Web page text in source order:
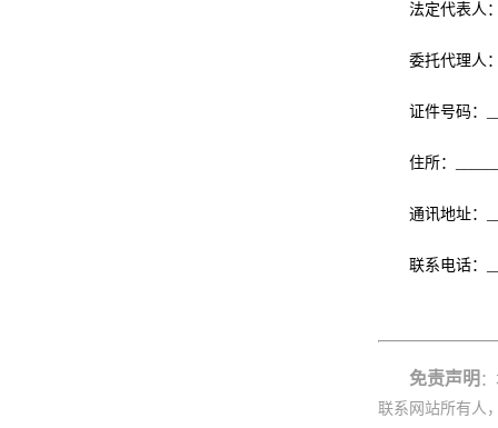
法定代表人
委托代理人
证件号码：
住所：
通讯地址：
联系电话：
免责声明
联系网站所有人